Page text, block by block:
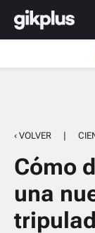
‹ VOLVER |
Cómo
una